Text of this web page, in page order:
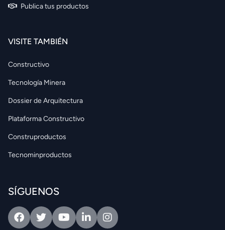
Publica tus productos
VISITE TAMBIÉN
Constructivo
Tecnología Minera
Dossier de Arquitectura
Plataforma Constructivo
Construproductos
Tecnominproductos
SÍGUENOS
FacebookTwitterYoutubeLinkedinIntagram